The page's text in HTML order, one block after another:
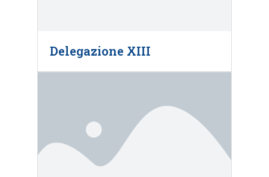
Delegazione XIII